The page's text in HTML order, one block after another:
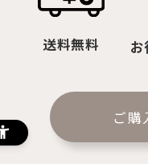
送料無料
ご購